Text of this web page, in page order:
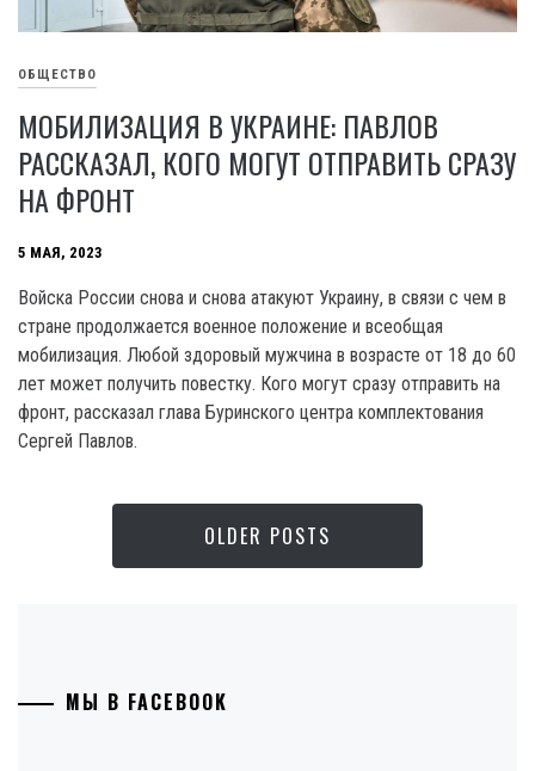
ОБЩЕСТВО
МОБИЛИЗАЦИЯ В УКРАИНЕ: ПАВЛОВ
РАССКАЗАЛ, КОГО МОГУТ ОТПРАВИТЬ СРАЗУ
НА ФРОНТ
5 МАЯ, 2023
Войска России снова и снова атакуют Украину, в связи с чем в
стране продолжается военное положение и всеобщая
мобилизация. Любой здоровый мужчина в возрасте от 18 до 60
лет может получить повестку. Кого могут сразу отправить на
фронт, рассказал глава Буринского центра комплектования
Сергей Павлов.
OLDER POSTS
МЫ В FACEBOOK